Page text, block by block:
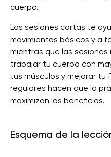
cuerpo.
Las sesiones cortas te
movimientos básicos y a
mientras que las
trabajar tu cuerpo con
tus músculos y mejorar tu
regulares hacen que la
maximizan los beneficios.
Esquema de la